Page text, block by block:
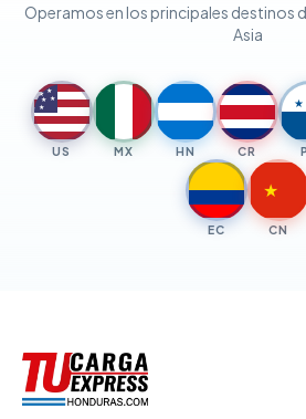
Operamos en los principales destinos
Asia
★ ★
★ ★
★
US MX HN CR
★
EC
★
CN